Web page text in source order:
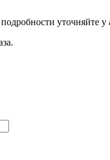
уточняйте у